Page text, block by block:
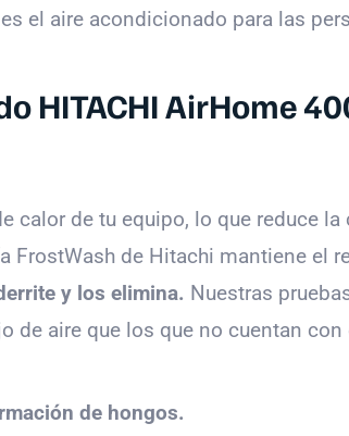
el aire acondicionado para las
HITACHI AirHome
calor de tu equipo, lo que reduce la
de Hitachi mantiene el
y los elimina. Nuestras
de aire que los que no cuentan
de hongos.